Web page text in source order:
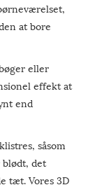
at bore
eller
effekt at
end
såsom
det
tæt. Vores 3D